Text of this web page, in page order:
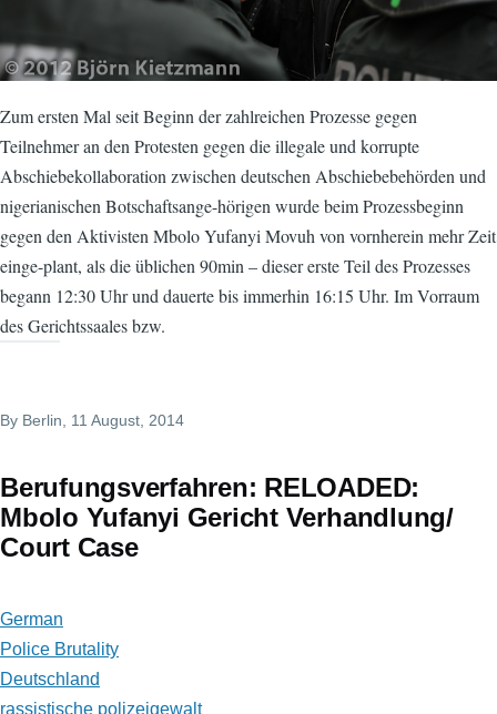
Zum ersten Mal seit Beginn der zahlreichen Prozesse gegen
Teilnehmer an den Protesten gegen die illegale und korrupte
Abschiebekollaboration zwischen deutschen Abschiebebehörden und
nigerianischen Botschaftsange-hörigen wurde beim Prozessbeginn
gegen den Aktivisten Mbolo Yufanyi Movuh von vornherein mehr Zeit
einge-plant, als die üblichen 90min – dieser erste Teil des Prozesses
begann 12:30 Uhr und dauerte bis immerhin 16:15 Uhr. Im Vorraum
des Gerichtssaales bzw.
By Berlin , 11 August, 2014
Berufungsverfahren: RELOADED:
Mbolo Yufanyi Gericht Verhandlung/
Court Case
German
Police Brutality
Deutschland
rassistische polizeigewalt